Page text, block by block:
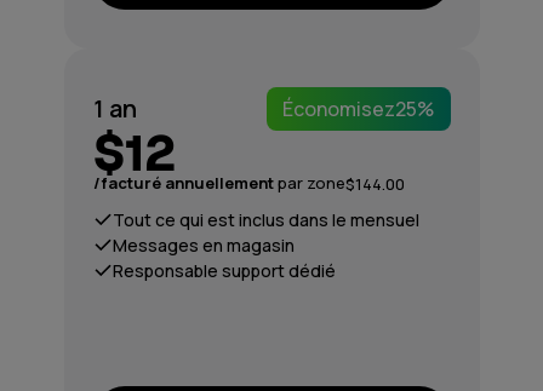
1 an Économisez25%
$12
/facturé annuellementpar zone$144.00
Tout ce qui est inclus dans le mensuel
Messages en magasin
Responsable support dédié